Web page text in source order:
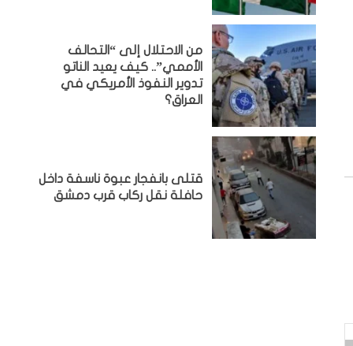
من الاحتلال إلى “التحالف
الأممي”.. كيف يعيد الناتو
تدوير النفوذ الأمريكي في
العراق؟
قتلى بانفجار عبوة ناسفة داخل
حافلة نقل ركاب قرب دمشق